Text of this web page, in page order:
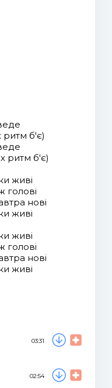
ритм б'є)
ритм б'є)
живі
голові
нові
живі
живі
голові
нові
живі
03:31
02:54